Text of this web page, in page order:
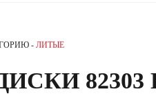
- ЛИТЫЕ
82303